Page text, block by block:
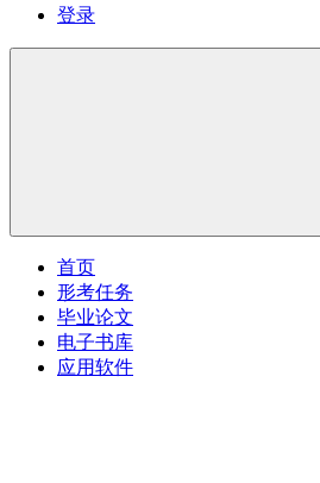
登录
首页
形考任务
毕业论文
电子书库
应用软件